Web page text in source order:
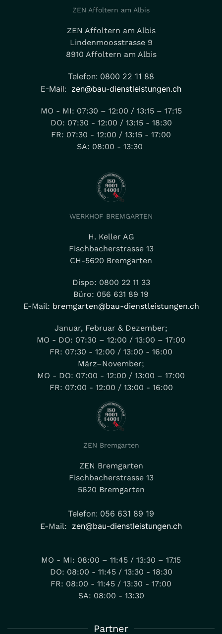
ZEN Affoltern am Albis
ZEN Affoltern am Albis
Lindenmoosstrasse 9
8910 Affoltern am Albis
Telefon: 0800 22 11 88
E-Mail: zen@bau-dienstleistungen.ch
MO - MI: 07:30 – 12:00 / 13:15 – 17:15
DO: 07:30 - 12:00 / 13:15 - 18:30
FR: 07:30 - 12:00 / 13:15 - 17:00
SA: 08:00 - 13:30
WERKHOF BREMGARTEN
H. Keller AG
Fischbacherstrasse 13
CH-5620 Bremgarten
Dispo: 0800 22 11 33
Büro: 056 631 89 19
E-Mail: bremgarten@bau-dienstleistungen.ch
Januar, Februar & Dezember;
MO - DO: 07:30 – 12:00 / 13:00 – 17:00
FR: 07:30 - 12:00 / 13:00 - 16:00
März–November;
MO - DO: 07:00 - 12:00 / 13:00 – 17:00
FR: 07:00 - 12:00 / 13:00 - 16:00
ZEN Bremgarten
ZEN Bremgarten
Fischbacherstrasse 13
5620 Bremgarten
Telefon: 056 631 89 19
E-Mail: zen@bau-dienstleistungen.ch
MO - MI: 08:00 – 11:45 / 13:30 – 17.15
DO: 08:00 - 11:45 / 13:30 - 18:30
FR: 08:00 - 11:45 / 13:30 - 17:00
SA: 08:00 - 13:30
Partner